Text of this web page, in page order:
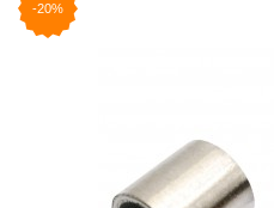
-20%